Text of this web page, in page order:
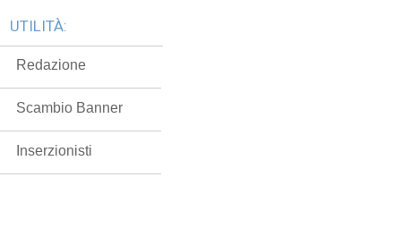
UTILITÀ:
Redazione
Scambio Banner
Inserzionisti